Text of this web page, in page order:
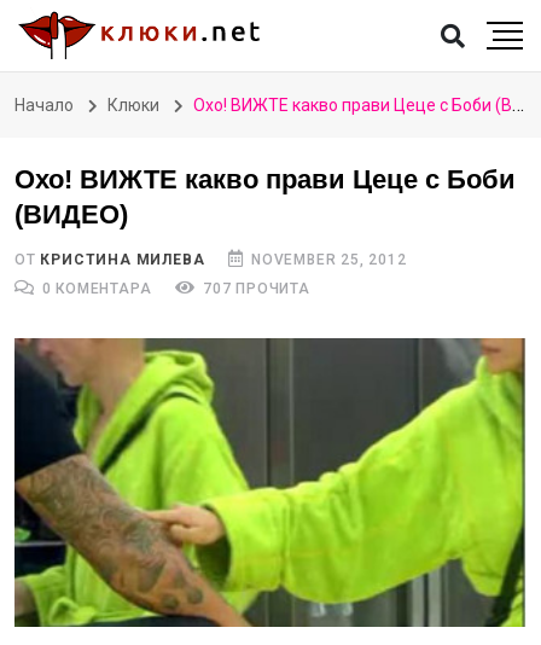
Начало Клюки Охо! ВИЖТЕ какво прави Цеце с Боби (ВИДЕО)
Охо! ВИЖТЕ какво прави Цеце с Боби
(ВИДЕО)
ОТ КРИСТИНА МИЛЕВА
NOVEMBER 25, 2012
0 КОМЕНТАРА
707 ПРОЧИТА